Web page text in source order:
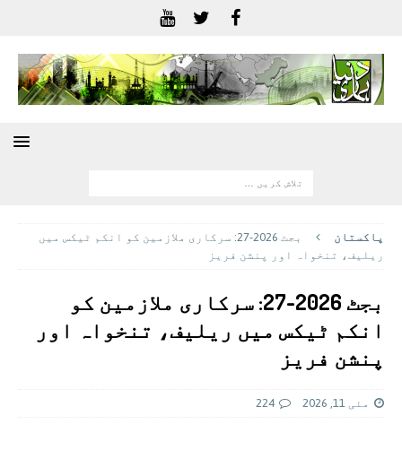
پاکستان
بجٹ 2026-27: سرکاری ملازمین کو انکم ٹیکس میں
ریلیف، تنخواہ اور پنشن فریز
بجٹ 2026-27: سرکاری ملازمین کو
انکم ٹیکس میں ریلیف، تنخواہ اور
پنشن فریز
مئی 11, 2026 224